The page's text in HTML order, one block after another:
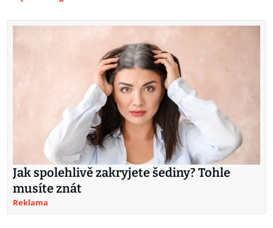
Jak spolehlivě zakryjete šediny? Tohle
musíte znát
Reklama